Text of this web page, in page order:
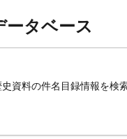
ータベース
資料の件名目録情報を検